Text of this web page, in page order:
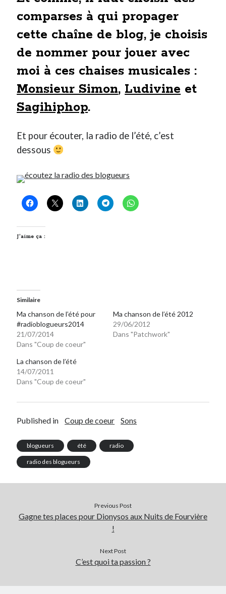
comparses à qui propager
cette chaîne de blog, je choisis
de nommer pour jouer avec
moi à ces chaises musicales :
Monsieur Simon, Ludivine et
Sagihiphop.
Et pour écouter, la radio de l’été, c’est
dessous
J’aime ça :
Similaire
Ma chanson de l’été pour
#radioblogueurs2014
21/07/2014
Dans "Coup de coeur"
Ma chanson de l’été 2012
29/06/2012
Dans "Patchwork"
La chanson de l’été
14/07/2011
Dans "Coup de coeur"
Published in Coup de coeur Sons
blogueurs été radio
radio des blogueurs
Previous Post
Gagne tes places pour Dionysos aux Nuits de Fourvière
!
Next Post
C’est quoi ta passion ?